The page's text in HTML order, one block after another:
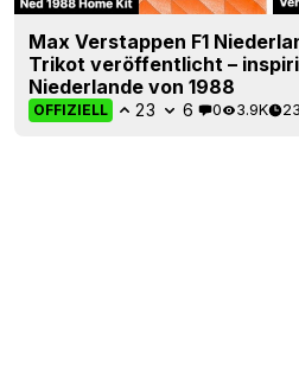
Max Verstappen F1
Trikot veröffentlicht –
Niederlande von 1988
OFFIZIELL 23 6 0 3.9K